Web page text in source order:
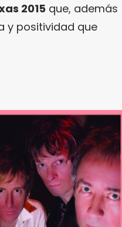
2015 que, además
y positividad que